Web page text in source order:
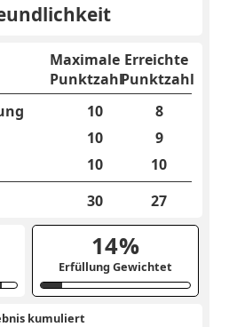
Maximale
Punktzahl
Erreichte
Punktzahl
10
8
10
9
10
10
30 27
14%
Erfüllung Gewichtet
kumuliert